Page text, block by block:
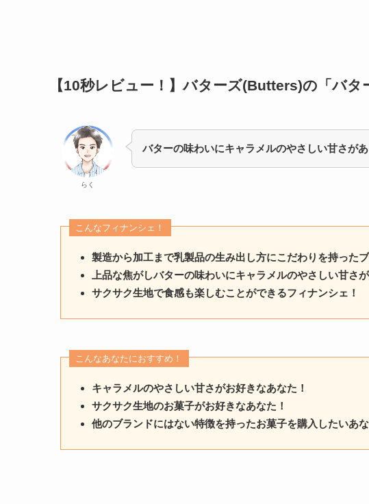
【10秒レビュー！】バターズ(Butters)の「バタ
らく
バターの味わいにキャラメルのやさしい甘さが
こんなフィナンシェ！
製造から加工まで乳製品の生み出し方にこだわりを持った
上品な焦がしバターの味わいにキャラメルのやさしい甘さ
サクサク生地で食感も楽しむことができるフィナンシェ！
こんなあなたにおすすめ！
キャラメルのやさしい甘さがお好きなあなた！
サクサク生地のお菓子がお好きなあなた！
他のブランドにはない特徴を持ったお菓子を購入したいあな